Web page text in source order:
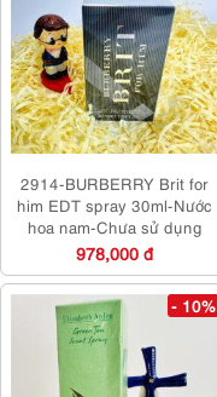
2914-BURBERRY Brit for
him EDT spray 30ml-Nước
hoa nam-Chưa sử dụng
978,000 đ
- 10%